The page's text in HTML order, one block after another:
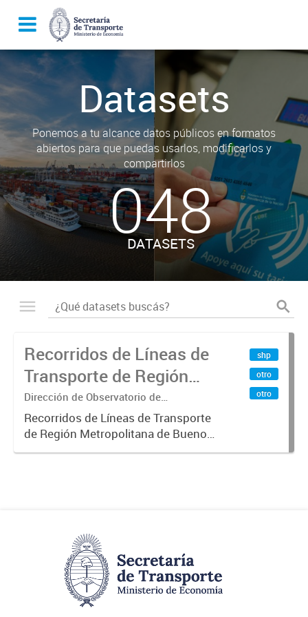
Datasets
Ponemos a tu alcance datos públicos en formatos
abiertos para que puedas usarlos, modificarlos y
compartirlos
048
DATASETS
Recorridos de Líneas de
Transporte de Región
Metropolitana de
Buenos Aires (RMBA)
Dirección de Observatorio de
Transporte, Estudio y Sistemas
Recorridos de Líneas de Transporte
de Región Metropolitana de Buenos
Aires (RMBA).-
shp
otro
otro